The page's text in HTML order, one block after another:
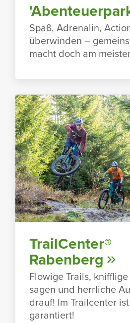
Spaß, Adre­nalin,
über­winden –
macht doch am
TrailCenter®
Raben­berg
Flowige Trails,
sagen und herr­liche
drauf! Im Trailcenter
garan­tiert!